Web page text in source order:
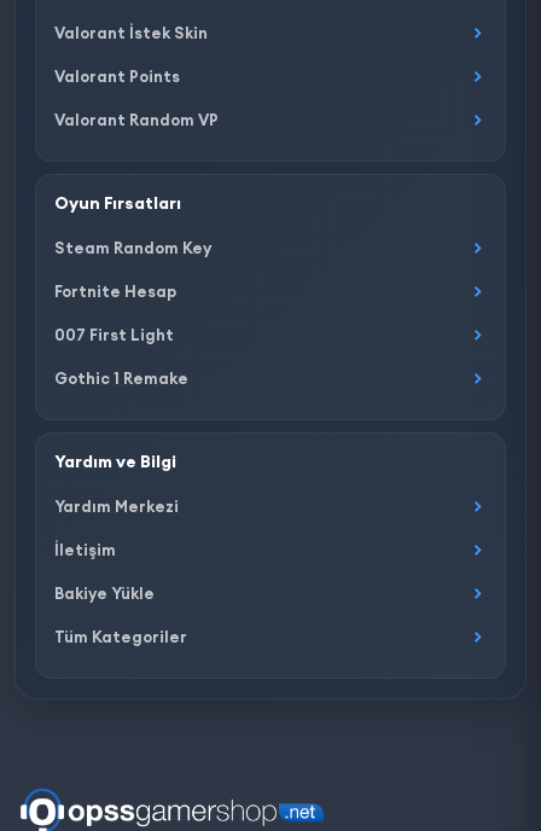
Valorant İstek Skin
Valorant Points
Valorant Random VP
Oyun Fırsatları
Steam Random Key
Fortnite Hesap
007 First Light
Gothic 1 Remake
Yardım ve Bilgi
Yardım Merkezi
İletişim
Bakiye Yükle
Tüm Kategoriler